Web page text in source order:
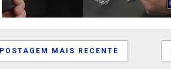
POSTAGEM MAIS RECENTE